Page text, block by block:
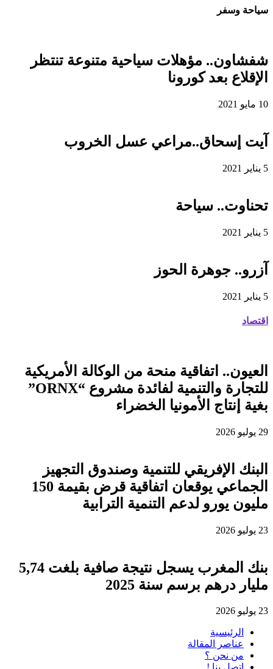
سياحة وسفر
شفشاون.. مؤهلات سياحية متنوعة تنتظر
الإقلاع بعد كورونا
10 مايو 2021
آيت إسحاق..مراعي عسل الخروب
5 يناير 2021
تحناوت.. سياحة
5 يناير 2021
آزرو.. جوهرة الحوز
5 يناير 2021
اقتصاد
العيون.. اتفاقية منحة من الوكالة الأمريكية
للتجارة والتنمية لفائدة مشروع “ORNX”
بغية إنتاج الأمونيا الخضراء
29 يوليو 2026
البنك الإفريقي للتنمية وصندوق التجهيز
الجماعي يوقعان اتفاقية قرض بقيمة 150
مليون يورو لدعم التنمية الترابية
23 يوليو 2026
بنك المغرب يسجل نتيجة صافية بلغت 5,74
مليار درهم برسم سنة 2025
23 يوليو 2026
الرئيسية
عناصر المقالة
من نحن ؟